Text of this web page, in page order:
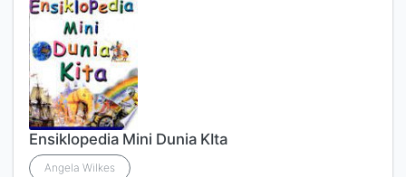
Ensiklopedia Mini Dunia KIta
Angela Wilkes